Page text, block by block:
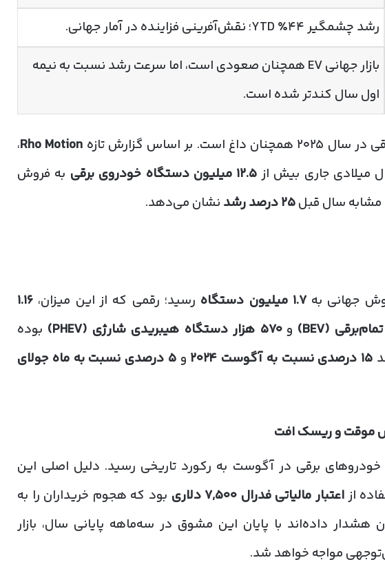
رشد چشمگیر ۴۴٪ YTD؛ نقش‌آفرینی فزاینده در آمار جهانی.
بازار جهانی EV همچنان صعودی است، اما سرعت رشد نسبت به نیمه
اول سال کندتر شده است.
بر اساس گزارش تازه Rho Motion،
جاری بیش از ۱۲.۵ میلیون دستگاه خودروی برقی به فروش
سال قبل۲۵درصد رشد نشان می‌دهد.
جهانی به۱.۷ میلیون دستگاه رسید؛ رقمی که از این میزان، ۱.۱۶
(BEV) و۵۷۰ هزار دستگاه هیبریدی شارژی (PHEV)
بوده
۱۵ درصدی نسبت به آگوست ۲۰۲۴ و۵ درصدی نسبت به ماه جولای
موقت و ریسک افت
برقی در آگوست به رکورد تاریخی رسید. دلیل اصلی این
ازاعتبار مالیاتی فدرال ۷,۵۰۰ دلاری بود که هجوم خریداران را به
داده‌اند با پایان این مشوق در سه‌ماهه پایانی سال، بازار
مواجه خواهد شد.